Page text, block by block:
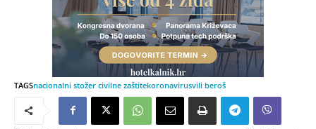
TAGSnacionalni stožer civilne zaštitekoronavirusvili beroš